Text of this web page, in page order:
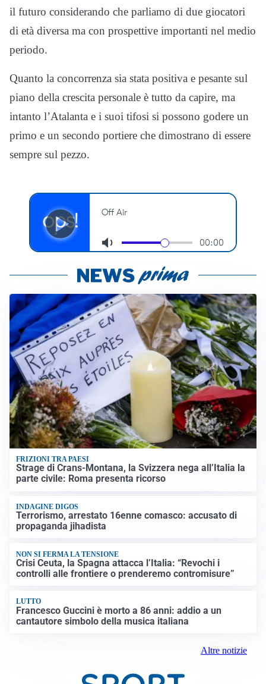
il futuro considerando che parliamo di due giocatori
di età diversa ma con prospettive importanti nel medio
periodo.
Quanto la concorrenza sia stata positiva e pesante sul
piano della crescita personale è tutto da capire, ma
intanto l’Atalanta e i suoi tifosi si possono godere un
primo e un secondo portiere che dimostrano di essere
sempre sul pezzo.
FRIZIONI TRA PAESI
Strage di Crans-Montana, la Svizzera nega all’Italia la
parte civile: Roma presenta ricorso
INDAGINE DIGOS
Terrorismo, arrestato 16enne comasco: accusato di
propaganda jihadista
NON SI FERMA LA TENSIONE
Crisi Ceuta, la Spagna attacca l’Italia: “Revochi i
controlli alle frontiere o prenderemo contromisure”
LUTTO
Francesco Guccini è morto a 86 anni: addio a un
cantautore simbolo della musica italiana
Altre notizie